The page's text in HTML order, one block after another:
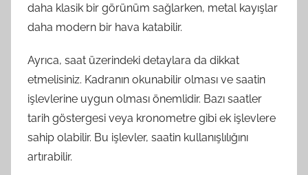
daha klasik bir görünüm sağlarken, metal kayışlar
daha modern bir hava katabilir.
Ayrıca, saat üzerindeki detaylara da dikkat
etmelisiniz. Kadranın okunabilir olması ve saatin
işlevlerine uygun olması önemlidir. Bazı saatler
tarih göstergesi veya kronometre gibi ek işlevlere
sahip olabilir. Bu işlevler, saatin kullanışlılığını
artırabilir.